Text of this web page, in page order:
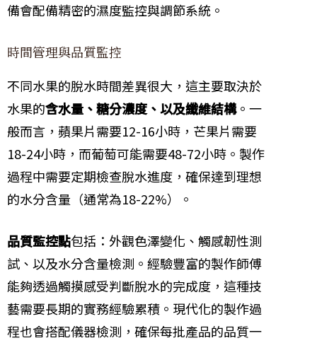
備會配備精密的濕度監控與調節系統。
時間管理與品質監控
不同水果的脫水時間差異很大，這主要取決於
水果的含水量、糖分濃度、以及纖維結構。一
般而言，蘋果片需要12-16小時，芒果片需要
18-24小時，而葡萄可能需要48-72小時。製作
過程中需要定期檢查脫水進度，確保達到理想
的水分含量（通常為18-22%）。
品質監控點包括：外觀色澤變化、觸感韌性測
試、以及水分含量檢測。經驗豐富的製作師傅
能夠透過觸摸感受判斷脫水的完成度，這種技
藝需要長期的實務經驗累積。現代化的製作過
程也會搭配儀器檢測，確保每批產品的品質一